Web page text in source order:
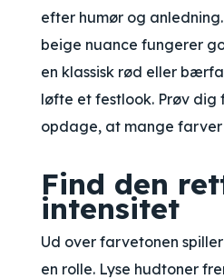
efter humør og
beige nuance fungerer
en klassisk rød eller
løfte et festlook. Prøv dig
opdage, at mange
Find den
intensitet
Ud over farvetonen spiller
en rolle. Lyse hudtoner